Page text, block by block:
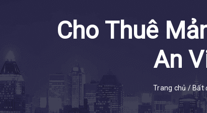
Cho Thuê
An
Trang chủ / Bất